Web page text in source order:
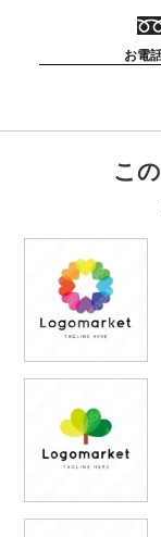
お電
こ